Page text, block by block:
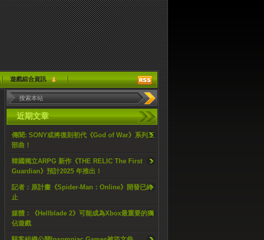
遊戲綜合資訊
近期文章
傳聞: SONY或將復刻初代《God of War》系列三
部曲！
韓國獨立ARPG 新作《THE RELIC The First
Guardian》預計2025 年推出！
記者：原計畫《Spider-Man：Online》開發已終
止
媒體：《Hellblade 2》可能成為Xbox最重要的獨
佔遊戲